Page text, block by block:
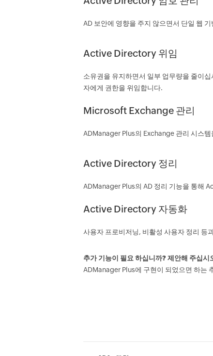
AD 보안에 영향을 주지 않으면서 단일 웹
Active Directory 위임
소유권을 유지하면서 일부 업무량을 줄이
자에게 권한을 위임합니다.
Microsoft Exchange 관리
ADManager Plus의 Exchange 관리 시스
Active Directory 정리
ADManager Plus의 AD 정리 기능을 통해
Active Directory 자동화
사용자 프로비저닝, 비활성 사용자 정리 등
추가 기능이 필요 하십니까? 제안해 주십시
ADManager Plus에 구현이 되었으면 하는